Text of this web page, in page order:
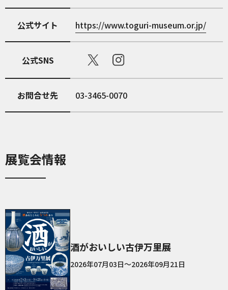
公式サイト https://www.toguri-museum.or.jp/
公式SNS
お問合せ先 03-3465-0070
展覧会情報
酒がおいしい古伊万里展
2026年07月03日～2026年09月21日